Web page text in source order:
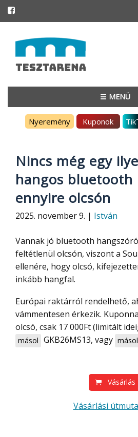
to
content
☰ MENÜ
Nyeremény Kuponok
Nincs még egy
hangos bluetooth
ennyire olcsón
2025. november 9. | István
Vannak jó bluetooth
feltétlenül olcsón, viszont a
ellenére, hogy olcsó,
inkább hangfal.
Európai raktárról rendelhető, ahonnan gyorsan és
vámmentesen érkezik.
olcsó, csak 17 000Ft (limitált
másol GKB26MS13, vagy másol
Vásárlás
Vásárlási